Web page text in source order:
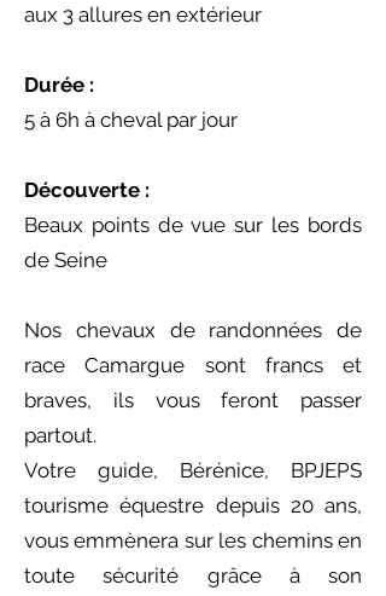
aux 3 allures en extérieur
Durée :
5 à 6h à cheval par jour
Découverte :
Beaux points de vue sur les bords
de Seine
Nos chevaux de randonnées de
race Camargue sont francs et
braves, ils vous feront passer
partout.
Votre guide, Bérénice, BPJEPS
tourisme équestre depuis 20 ans,
vous emmènera sur les chemins en
toute sécurité grâce à son